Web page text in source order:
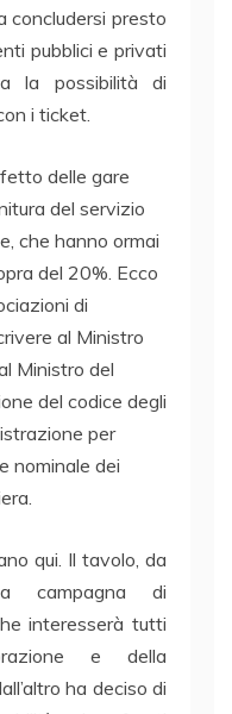
concludersi presto
pubblici e privati
la possibilità di
i ticket.
delle gare
del servizio
che hanno ormai
del 20%. Ecco
di
al Ministro
Ministro del
del codice degli
per
nominale dei
qui. Il tavolo, da
campagna di
interesserà tutti
e della
ha deciso di